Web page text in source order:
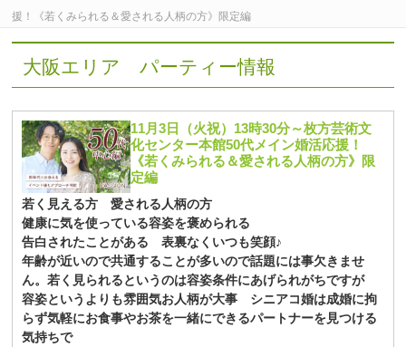
援！《若くみられる＆愛される人柄の方》限定編
大阪エリア パーティー情報
11月3日（火祝）13時30分～枚方芸術文
化センター本館50代メイン婚活応援！
《若くみられる＆愛される人柄の方》限
定編
若く見える方 愛される人柄の方
健康に気を使っている容姿を褒められる
告白されたことがある 表裏なくいつも笑顔♪
年齢が近いので共通することが多いので話題には事欠きませ
ん。若く見られるというのは容姿条件にあげられがちですが
容姿というよりも雰囲気お人柄が大事 シニアコ婚は成婚に拘
らず気軽にお食事やお茶を一緒にできるパートナーを見つける
気持ちで